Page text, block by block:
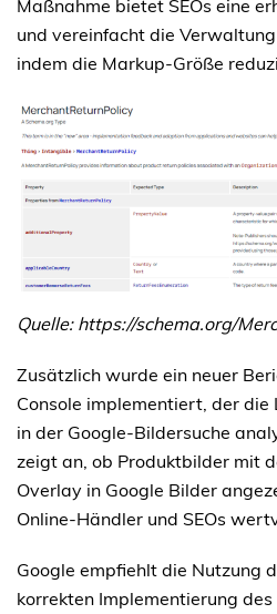
Maßnahme bietet SEOs eine
und vereinfacht die
indem die Markup-Größe
Quelle: https://schema.org/
Zusätzlich wurde ein neuer
Console implementiert, der die
in der Google-Bildersuche
zeigt an, ob Produktbilder mit
Overlay in Google Bilder
Online-Händler und SEOs
Google empfiehlt die Nutzung
korrekten Implementierung des